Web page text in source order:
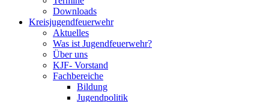
Downloads
Kreisjugendfeuerwehr
Aktuelles
Was ist Jugendfeuerwehr?
Über uns
KJF- Vorstand
Fachbereiche
Bildung
Jugendpolitik